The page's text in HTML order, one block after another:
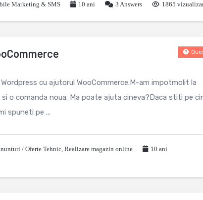
Marketing & SMS 10 ani 3 Answers 1865
cu ajutorul WooCommerce.M-am impotmolit la
o comanda noua. Ma poate ajuta cineva?Daca stiti pe
spuneti pe ...
/ Oferte Tehnic, Realizare magazin online
10 ani